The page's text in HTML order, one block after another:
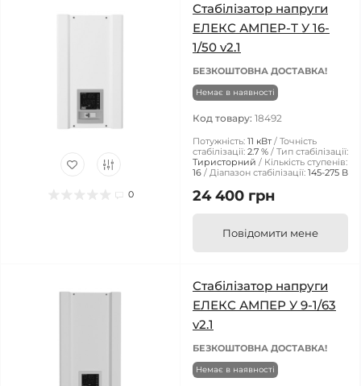
0
Стабілізатор напруги
ЕЛЕКС АМПЕР-Т У 16-
1/50 v2.1
БЕЗКОШТОВНА ДОСТАВКА!
Немає в наявності
Код товару: 18492
Потужність: 11 кВт
Точність
стабілізації: 2.7 %
Тип стабілізації:
Тиристорний
Кількість ступенів:
16
Діапазон стабілізації: 145-275 В
24 400 грн
Повідомити мене
Стабілізатор напруги
ЕЛЕКС АМПЕР У 9-1/63
v2.1
БЕЗКОШТОВНА ДОСТАВКА!
Немає в наявності